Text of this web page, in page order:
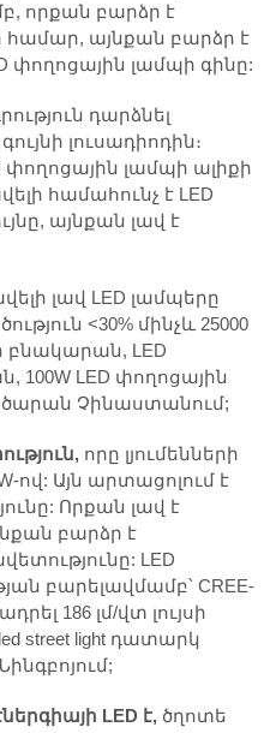
որքան բարձր է
համար, այնքան բարձր է
փողոցային լամպի գինը:
դարձնել
լուսադիոդին։
փողոցային լամպի ալիքի
համահունչ է LED
այնքան լավ է
լավ LED լամպերը
<30% մինչև 25000
բնակարան, LED
100W LED փողոցային
Չինաստանում;
որը լյումենների
ով: Այն արտացոլում է
Որքան լավ է
բարձր է
LED
բարելավմամբ՝ CREE-
186 լմ/վտ լույսի
led street light դատարկ
LED է, ծղոտե